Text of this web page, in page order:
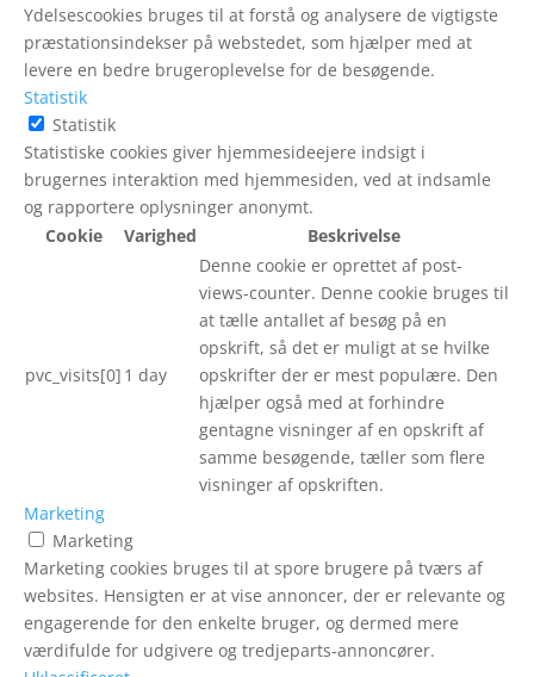
Ydelsescookies bruges til at forstå og analysere de vigtigste
præstationsindekser på webstedet, som hjælper med at
levere en bedre brugeroplevelse for de besøgende.
Statistik
Statistik
Statistiske cookies giver hjemmesideejere indsigt i
brugernes interaktion med hjemmesiden, ved at indsamle
og rapportere oplysninger anonymt.
Cookie
Varighed Beskrivelse
pvc_visits[0] 1 day
Denne cookie er oprettet af post-
views-counter. Denne cookie bruges til
at tælle antallet af besøg på en
opskrift, så det er muligt at se hvilke
opskrifter der er mest populære. Den
hjælper også med at forhindre
gentagne visninger af en opskrift af
samme besøgende, tæller som flere
visninger af opskriften.
Marketing
Marketing
Marketing cookies bruges til at spore brugere på tværs af
websites. Hensigten er at vise annoncer, der er relevante og
engagerende for den enkelte bruger, og dermed mere
værdifulde for udgivere og tredjeparts-annoncører.